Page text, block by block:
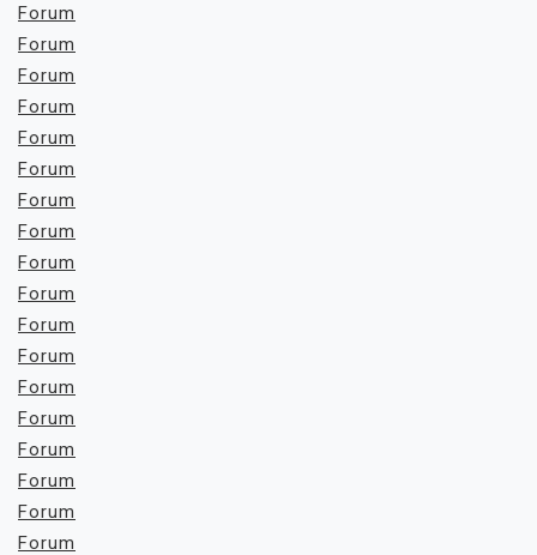
Forum
Forum
Forum
Forum
Forum
Forum
Forum
Forum
Forum
Forum
Forum
Forum
Forum
Forum
Forum
Forum
Forum
Forum